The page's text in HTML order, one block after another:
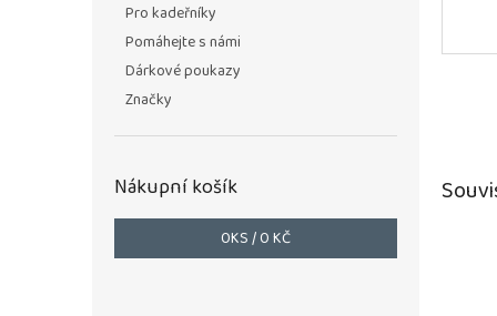
Pro kadeřníky
Pomáhejte s námi
Dárkové poukazy
Značky
Nákupní košík
0KS /0 KČ